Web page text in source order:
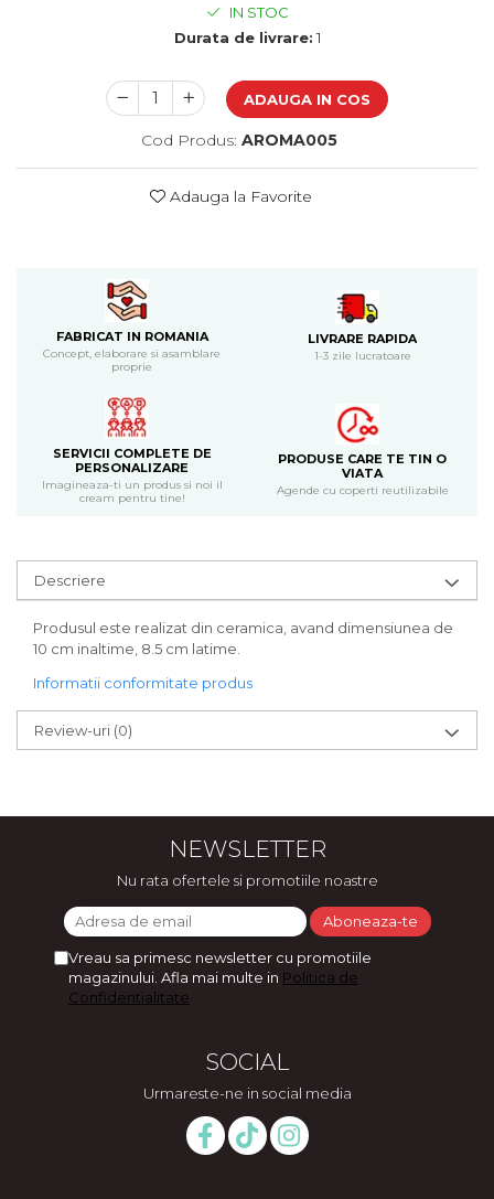
Cadouri pentru tata
Cadouri pentru bunici
Cadouri personalizate pentru nasi
Ateliere - planse cu nisip colorat
IN STOC
Durata de livrare: 1
ADAUGA IN COS
Cod Produs: AROMA005
Adauga la Favorite
FABRICAT IN ROMANIA
Concept, elaborare si asamblare
proprie
LIVRARE RAPIDA
1-3 zile lucratoare
SERVICII COMPLETE DE
PERSONALIZARE
Imagineaza-ti un produs si noi il
cream pentru tine!
PRODUSE CARE TE TIN O
VIATA
Agende cu coperti reutilizabile
Descriere
Produsul este realizat din ceramica, avand dimensiunea de
10 cm inaltime, 8.5 cm latime.
Informatii conformitate produs
Review-uri (0)
NEWSLETTER
Nu rata ofertele si promotiile noastre
Vreau sa primesc newsletter cu promotiile
magazinului. Afla mai multe in Politica de
Confidentialitate
SOCIAL
Urmareste-ne in social media